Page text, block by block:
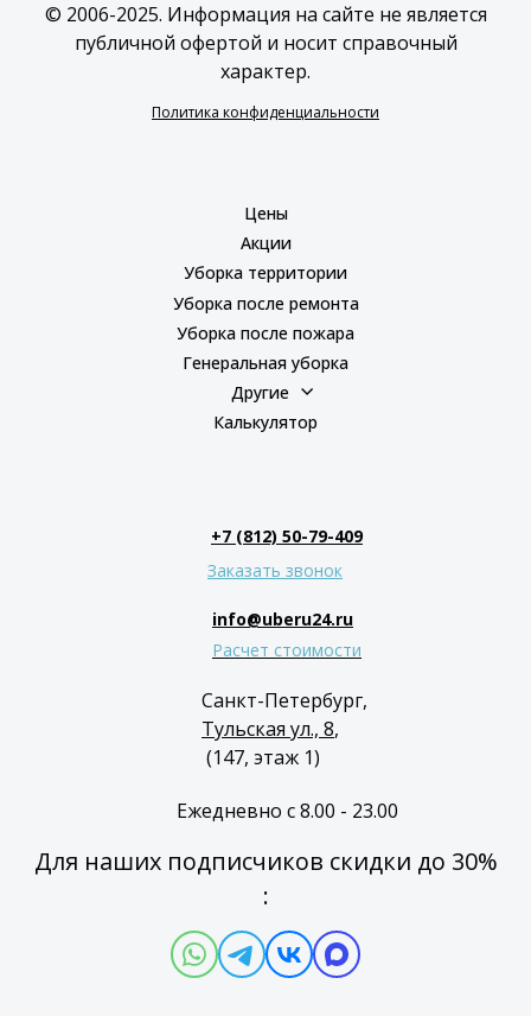
© 2006-2025. Информация на сайте не является
публичной офертой и носит справочный
характер.
Политика конфиденциальности
Цены
Акции
Уборка территории
Уборка после ремонта
Уборка после пожара
Генеральная уборка
Другие
Калькулятор
+7 (812) 50-79-409
Заказать звонок
info@uberu24.ru
Расчет стоимости
Санкт-Петербург,
Тульская ул., 8,
(147, этаж 1)
Ежедневно с 8.00 - 23.00
Для наших подписчиков скидки до 30%
: